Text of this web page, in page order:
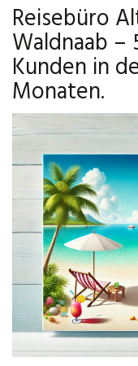
Reisebüro
Waldnaab –
Kunden in
Monaten.